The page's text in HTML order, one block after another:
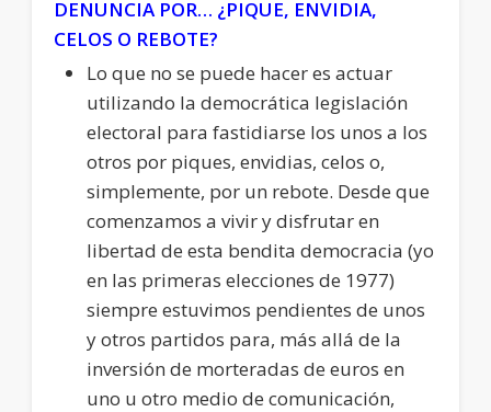
DENUNCIA POR… ¿PIQUE, ENVIDIA,
CELOS O REBOTE?
Lo que no se puede hacer es actuar
utilizando la democrática legislación
electoral para fastidiarse los unos a los
otros por piques, envidias, celos o,
simplemente, por un rebote. Desde que
comenzamos a vivir y disfrutar en
libertad de esta bendita democracia (yo
en las primeras elecciones de 1977)
siempre estuvimos pendientes de unos
y otros partidos para, más allá de la
inversión de morteradas de euros en
uno u otro medio de comunicación,